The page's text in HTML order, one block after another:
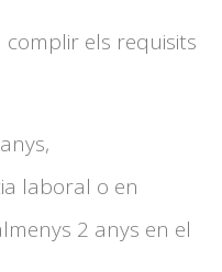
complir els requisits
laboral o en
2 anys en el